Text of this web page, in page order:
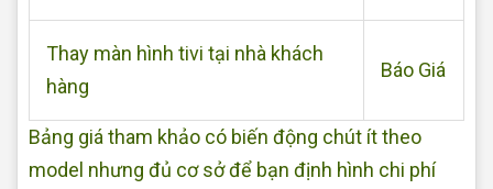
Thay màn hình tivi tại nhà khách
hàng
Báo Giá
Bảng giá tham khảo có biến động chút ít theo
model nhưng đủ cơ sở để bạn định hình chi phí